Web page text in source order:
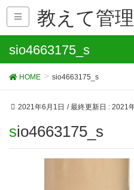
教えて管
sio4663175_s
HOME sio4663175_s
2021年6月1日 / 最終更新日 : 2021
sio4663175_s